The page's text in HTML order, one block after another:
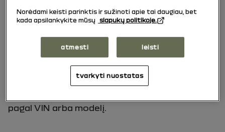
• Nyderlandai
Jūsų šalies nėra sąraše?
pagal VIN arba modelį.
Norėdami keisti parinktis ir sužinoti apie tai daugiau, bet
kada apsilankykite mūsų slapukų politikoje.
atmesti leisti
tvarkyti nuostatas